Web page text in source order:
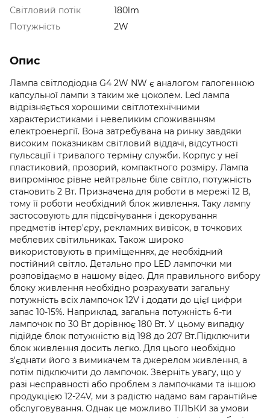
Світловий потік
180lm
Потужність
2W
Опис
Лампа світлодіодна G4 2W NW є аналогом галогенною
капсульної лампи з таким же цоколем. Led лампа
відрізняється хорошими світлотехнічними
характеристиками і невеликим споживанням
електроенергії. Вона затребувана на ринку завдяки
високим показникам світловий віддачі, відсутності
пульсації і тривалого терміну служби. Корпус у неї
пластиковий, прозорий, компактного розміру. Лампа
випромінює рівне нейтральне біле світло, потужність
становить 2 Вт. Призначена для роботи в мережі 12 В,
тому її роботи необхідний блок живлення. Таку лампу
застосовують для підсвічування і декорування
предметів інтер'єру, рекламних вивісок, в точкових
меблевих світильниках. Також широко
використовують в приміщеннях, де необхідний
постійний світло. Детально про LED лампочки ми
розповідаємо в нашому відео. Для правильного вибору
блоку живлення необхідно розрахувати загальну
потужність всіх лампочок 12V і додати до цієї цифри
запас 10-15%. Наприклад, загальна потужність 6-ти
лампочок по 30 Вт дорівнює 180 Вт. У цьому випадку
підійде блок потужністю від 198 до 207 Вт.Підключити
блок живлення досить легко. Для цього необхідно
з'єднати його з вимикачем та джерелом живлення, а
потім підключити до лампочок. Зверніть увагу, що у
разі несправності або проблем з лампочками та іншою
продукцією 12-24V, ми з радістю надамо вам гарантійне
обслуговування. Однак це можливо ТІЛЬКИ за умови